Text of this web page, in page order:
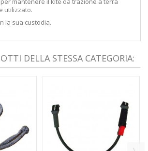
utilizzato.
la sua custodia.
DELLA STESSA CATEGORIA: